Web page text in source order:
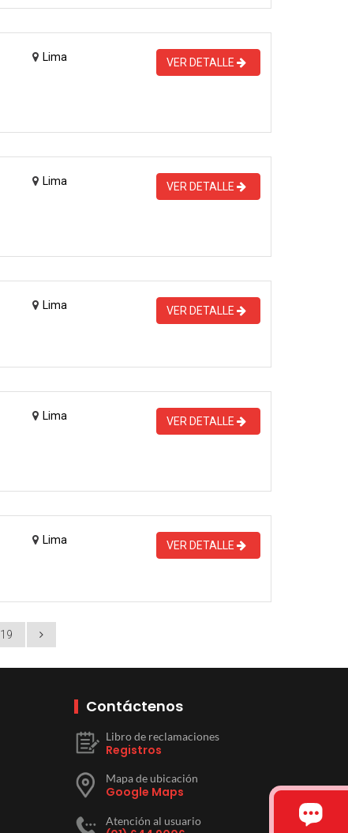
Lima VER DETALLE
Lima VER DETALLE
Lima VER DETALLE
Lima VER DETALLE
Lima VER DETALLE
19
Contáctenos
Libro de reclamaciones
Registros
Mapa de ubicación
Google Maps
Atención al usuario